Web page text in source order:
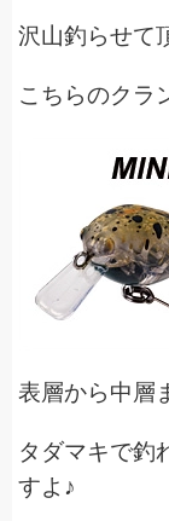
沢山釣らせて
こちらのクラ
表層から中層
タダマキで釣
すよ♪